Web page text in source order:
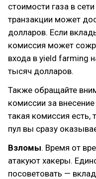
стоимости газа в
транзакции может
долларов. Если
комиссия может
входа в yield farming
тысяч долларов.
Также обращайте
комиссии за
такая комиссия есть,
пул вы сразу
Взломы. Время от
атакуют хакеры.
посоветовать —